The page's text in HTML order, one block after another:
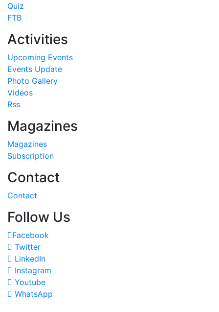
Quiz
FTB
Activities
Upcoming Events
Events Update
Photo Gallery
Videos
Rss
Magazines
Magazines
Subscription
Contact
Contact
Follow Us
Facebook
Twitter
LinkedIn
Instagram
Youtube
WhatsApp